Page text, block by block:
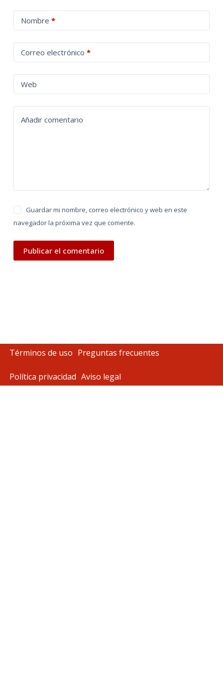
Nombre *
Correo electrónico *
Web
Añadir comentario
Guardar mi nombre, correo electrónico y web en este
navegador la próxima vez que comente.
Publicar el comentario
l
t
a
t
Términos de uso Preguntas frecuentes
Política privacidad Aviso legal